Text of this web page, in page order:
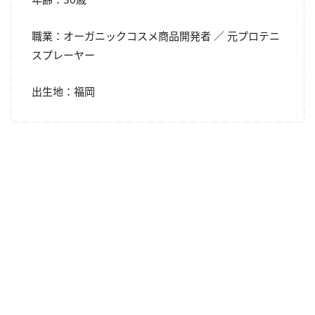
職業：オーガニックコスメ商品開発者 ／ 元プロテニ
スプレーヤー
出生地：福岡